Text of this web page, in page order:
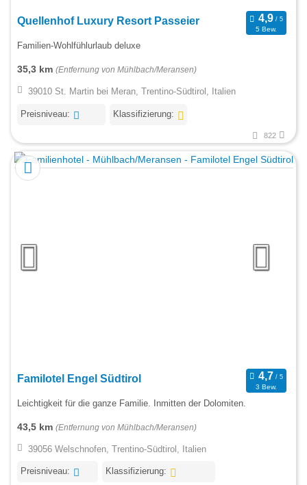
Quellenhof Luxury Resort Passeier
5 Bew.
Familien-Wohlfühlurlaub deluxe
35,3 km (Entfernung von Mühlbach/Meransen)
39010 St. Martin bei Meran, Trentino-Südtirol, Italien
Preisniveau: Klassifizierung:
822
Familotel Engel Südtirol
3 Bew.
Leichtigkeit für die ganze Familie. Inmitten der Dolomiten.
43,5 km (Entfernung von Mühlbach/Meransen)
39056 Welschnofen, Trentino-Südtirol, Italien
Preisniveau: Klassifizierung: